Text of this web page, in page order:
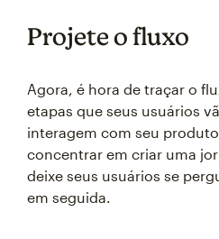
Projete o fluxo
Agora, é hora de traçar o
etapas que seus usuários
interagem com seu
concentrar em criar uma
deixe seus usuários se
em seguida.